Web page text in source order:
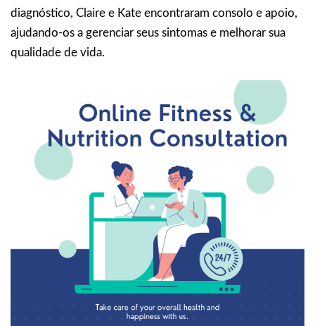
diagnóstico, Claire e Kate encontraram consolo e apoio,
ajudando-os a gerenciar seus sintomas e melhorar sua
qualidade de vida.